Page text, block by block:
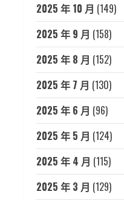
2025 年 10 月 (149)
2025 年 9 月 (158)
2025 年 8 月 (152)
2025 年 7 月 (130)
2025 年 6 月 (96)
2025 年 5 月 (124)
2025 年 4 月 (115)
2025 年 3 月 (129)